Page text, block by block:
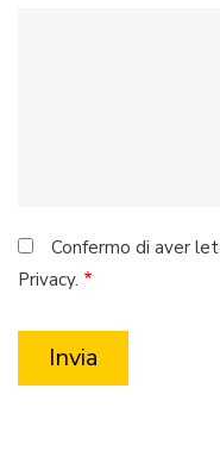
Confermo di aver
Privacy.